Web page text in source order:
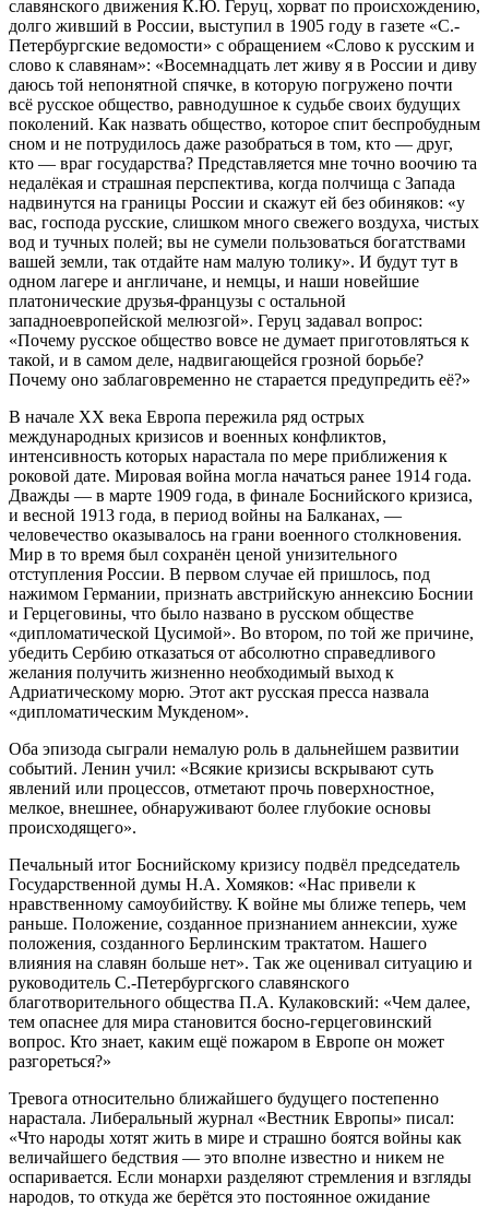
славянского движения К.Ю. Геруц, хорват по происхождению,
долго живший в России, выступил в 1905 году в газете «С.-
Петербургские ведомости» с обращением «Слово к русским и
слово к славянам»: «Восемнадцать лет живу я в России и диву
даюсь той непонятной спячке, в которую погружено почти
всё русское общество, равнодушное к судьбе своих будущих
поколений. Как назвать общество, которое спит беспробудным
сном и не потрудилось даже разобраться в том, кто — друг,
кто — враг государства? Представляется мне точно воочию та
недалёкая и страшная перспектива, когда полчища с Запада
надвинутся на границы России и скажут ей без обиняков: «у
вас, господа русские, слишком много свежего воздуха, чистых
вод и тучных полей; вы не сумели пользоваться богатствами
вашей земли, так отдайте нам малую толику». И будут тут в
одном лагере и англичане, и немцы, и наши новейшие
платонические друзья-французы с остальной
западноевропейской мелюзгой». Геруц задавал вопрос:
«Почему русское общество вовсе не думает приготовляться к
такой, и в самом деле, надвигающейся грозной борьбе?
Почему оно заблаговременно не старается предупредить её?»
В начале XX века Европа пережила ряд острых
международных кризисов и военных конфликтов,
интенсивность которых нарастала по мере приближения к
роковой дате. Мировая война могла начаться ранее 1914 года.
Дважды — в марте 1909 года, в финале Боснийского кризиса,
и весной 1913 года, в период войны на Балканах, —
человечество оказывалось на грани военного столкновения.
Мир в то время был сохранён ценой унизительного
отступления России. В первом случае ей пришлось, под
нажимом Германии, признать австрийскую аннексию Боснии
и Герцеговины, что было названо в русском обществе
«дипломатической Цусимой». Во втором, по той же причине,
убедить Сербию отказаться от абсолютно справедливого
желания получить жизненно необходимый выход к
Адриатическому морю. Этот акт русская пресса назвала
«дипломатическим Мукденом».
Оба эпизода сыграли немалую роль в дальнейшем развитии
событий. Ленин учил: «Всякие кризисы вскрывают суть
явлений или процессов, отметают прочь поверхностное,
мелкое, внешнее, обнаруживают более глубокие основы
происходящего».
Печальный итог Боснийскому кризису подвёл председатель
Государственной думы Н.А. Хомяков: «Нас привели к
нравственному самоубийству. К войне мы ближе теперь, чем
раньше. Положение, созданное признанием аннексии, хуже
положения, созданного Берлинским трактатом. Нашего
влияния на славян больше нет». Так же оценивал ситуацию и
руководитель С.-Петербургского славянского
благотворительного общества П.А. Кулаковский: «Чем далее,
тем опаснее для мира становится босно-герцеговинский
вопрос. Кто знает, каким ещё пожаром в Европе он может
разгореться?»
Тревога относительно ближайшего будущего постепенно
нарастала. Либеральный журнал «Вестник Европы» писал:
«Что народы хотят жить в мире и страшно боятся войны как
величайшего бедствия — это вполне известно и никем не
оспаривается. Если монархи разделяют стремления и взгляды
народов, то откуда же берётся это постоянное ожидание